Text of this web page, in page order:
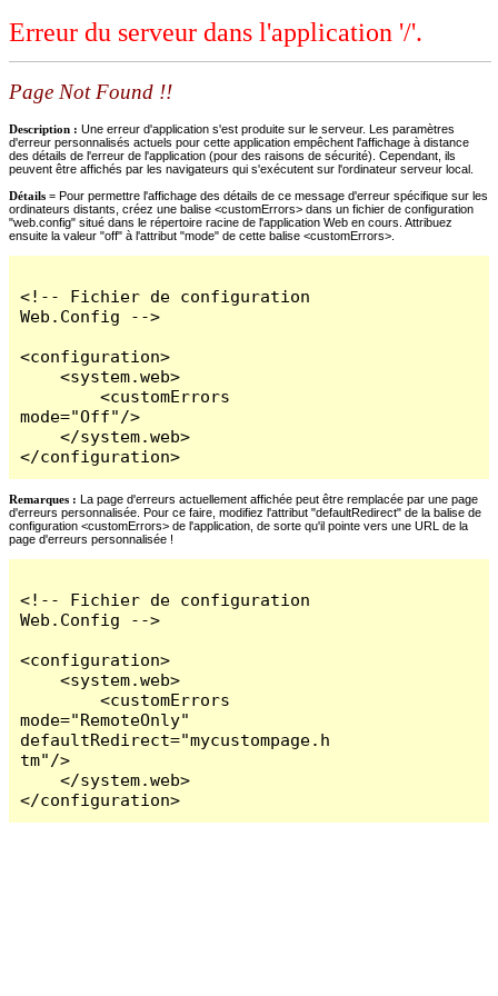
Erreur du serveur dans l'application '/'.
Page Not Found !!
Description : Une erreur d'application s'est produite sur le serveur. Les paramètres
d'erreur personnalisés actuels pour cette application empêchent l'affichage à distance
des détails de l'erreur de l'application (pour des raisons de sécurité). Cependant, ils
peuvent être affichés par les navigateurs qui s'exécutent sur l'ordinateur serveur local.
Détails = Pour permettre l'affichage des détails de ce message d'erreur spécifique sur les
ordinateurs distants, créez une balise <customErrors> dans un fichier de configuration
"web.config" situé dans le répertoire racine de l'application Web en cours. Attribuez
ensuite la valeur "off" à l'attribut "mode" de cette balise <customErrors>.
<!-- Fichier de configuration
Web.Config -->
<configuration>
    <system.web>
        <customErrors
mode="Off"/>
    </system.web>
</configuration>
Remarques : La page d'erreurs actuellement affichée peut être remplacée par une page
d'erreurs personnalisée. Pour ce faire, modifiez l'attribut "defaultRedirect" de la balise de
configuration <customErrors> de l'application, de sorte qu'il pointe vers une URL de la
page d'erreurs personnalisée !
<!-- Fichier de configuration
Web.Config -->
<configuration>
    <system.web>
        <customErrors
mode="RemoteOnly"
defaultRedirect="mycustompage.h
tm"/>
    </system.web>
</configuration>